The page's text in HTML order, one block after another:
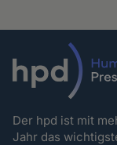
Der hpd ist mit
Jahr das